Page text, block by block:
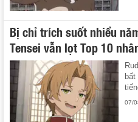
Bị chỉ trích suốt nhiều
Tensei vẫn lọt Top 10
07/